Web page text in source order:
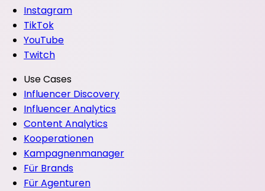
Instagram
TikTok
YouTube
Twitch
Use Cases
Influencer Discovery
Influencer Analytics
Content Analytics
Kooperationen
Kampagnenmanager
Für Brands
Für Agenturen